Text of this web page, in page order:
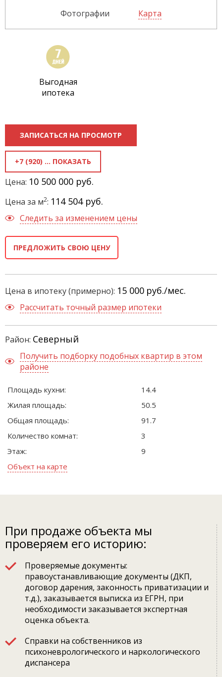
Фотографии Карта
Выгодная
ипотека
ЗАПИСАТЬСЯ НА ПРОСМОТР
+7 (920) 289-39-99
Цена: 10 500 000 руб.
Цена за м2: 114 504 руб.
Следить за изменением цены
ПРЕДЛОЖИТЬ СВОЮ ЦЕНУ
Цена в ипотеку (примерно): 15 000 руб./мес.
Рассчитать точный размер ипотеки
Район: Северный
Получить подборку подобных квартир в этом
районе
Площадь кухни:
14.4
Жилая площадь:
50.5
Общая площадь:
91.7
Количество комнат:
3
Этаж:
9
Объект на карте
При продаже объекта мы
проверяем его историю:
Проверяемые документы:
правоустанавливающие документы (ДКП,
договор дарения, законность приватизации и
т.д.), заказывается выписка из ЕГРН, при
необходимости заказывается экспертная
оценка объекта.
Справки на собственников из
психоневрологического и наркологического
диспансера